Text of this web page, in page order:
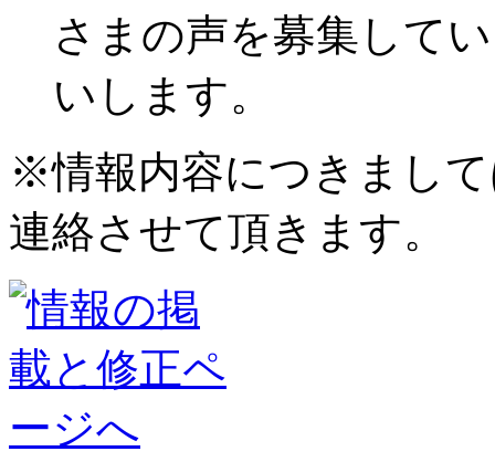
さまの声を募集して
いします。
※情報内容につきまし
連絡させて頂きます。